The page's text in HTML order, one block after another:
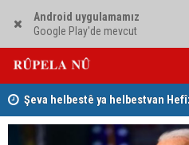
Android uygulamamız
Google Play'de mevcut
Düsseldorfê
Dilşad Şihab: Ti metirsiyeke